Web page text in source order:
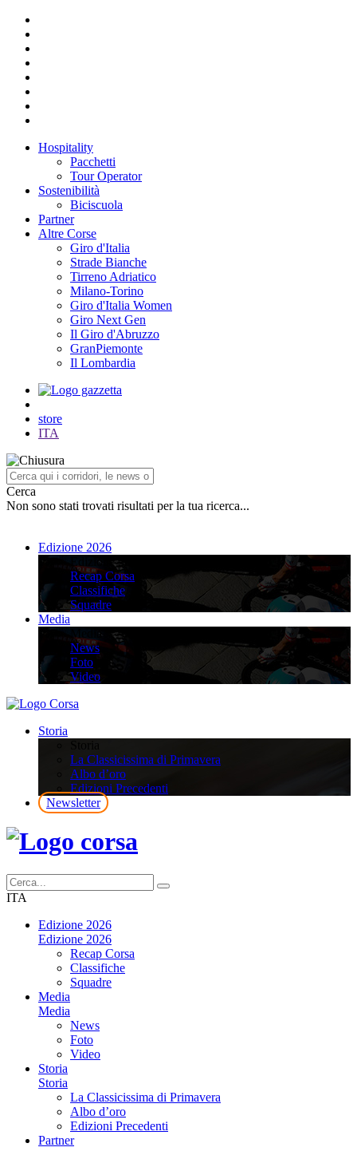
Hospitality
Pacchetti
Tour Operator
Sostenibilità
Biciscuola
Partner
Altre Corse
Giro d'Italia
Strade Bianche
Tirreno Adriatico
Milano-Torino
Giro d'Italia Women
Giro Next Gen
Il Giro d'Abruzzo
GranPiemonte
Il Lombardia
store
ITA
Cerca
Non sono stati trovati risultati per la tua ricerca...
Edizione 2026
Edizione 2026
Recap Corsa
Classifiche
Squadre
Media
Media
News
Foto
Video
Storia
La Classicissima di Primavera
Albo d’oro
Edizioni Precedenti
Newsletter
ITA
Edizione 2026
Edizione 2026
Recap Corsa
Classifiche
Squadre
Media
Media
News
Foto
Video
Storia
Storia
La Classicissima di Primavera
Albo d’oro
Edizioni Precedenti
Partner